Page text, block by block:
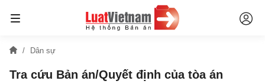
Dân sự
Tra cứu Bản án/Quyết định của tòa án